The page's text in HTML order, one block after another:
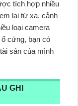
tích hợp nhiều
lại từ xa, cảnh
loại camera
cứng, bạn có
sản của mình
GHI